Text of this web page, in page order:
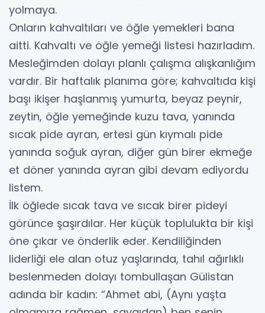
yolmaya.
Onların kahvaltıları ve öğle yemekleri bana
aitti. Kahvaltı ve öğle yemeği listesi hazırladım.
Mesleğimden dolayı planlı çalışma alışkanlığım
vardır. Bir haftalık planıma göre; kahvaltıda kişi
başı ikişer haşlanmış yumurta, beyaz peynir,
zeytin, öğle yemeğinde kuzu tava, yanında
sıcak pide ayran, ertesi gün kıymalı pide
yanında soğuk ayran, diğer gün birer ekmeğe
et döner yanında ayran gibi devam ediyordu
listem.
İlk öğlede sıcak tava ve sıcak birer pideyi
görünce şaşırdılar. Her küçük toplulukta bir kişi
öne çıkar ve önderlik eder. Kendiliğinden
liderliği ele alan otuz yaşlarında, tahıl ağırlıklı
beslenmeden dolayı tombullaşan Gülistan
adında bir kadın: “Ahmet abi, (Aynı yaşta